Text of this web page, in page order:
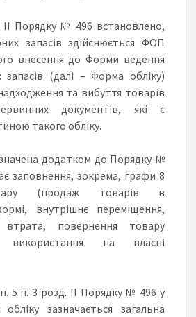
II Порядку № 496 встановлено,
запасів здійснюється ФОП
внесення до Форми ведення
запасів (далі – Форма обліку)
та вибуття товарів
документів, які є
такого обліку.
додатком до Порядку №
заповнення, зокрема, графи 8
(продаж товарів в
внутрішнє переміщення,
повернення товару
використання на власні
5 п. 3 розд. ІІ Порядку № 496 у
зазначається загальна